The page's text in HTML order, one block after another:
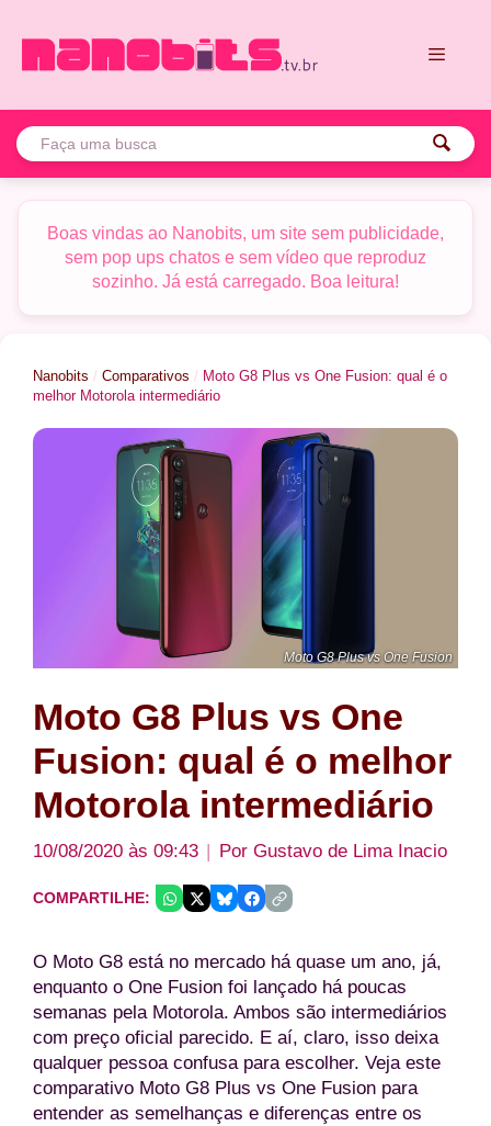
para
Boas vindas ao Nanobits, um site sem publicidade,
sem pop ups chatos e sem vídeo que reproduz
sozinho. Já está carregado. Boa leitura!
Nanobits / Comparativos / Moto G8 Plus vs One Fusion: qual é o
melhor Motorola intermediário
Moto G8 Plus vs One Fusion
Moto G8 Plus vs One
Fusion: qual é o melhor
Motorola intermediário
10/08/2020 às 09:43 Por Gustavo de Lima Inacio
COMPARTILHE:
O Moto G8 está no mercado há quase um ano, já,
enquanto o One Fusion foi lançado há poucas
semanas pela Motorola. Ambos são intermediários
com preço oficial parecido. E aí, claro, isso deixa
qualquer pessoa confusa para escolher. Veja este
comparativo Moto G8 Plus vs One Fusion para
entender as semelhanças e diferenças entre os